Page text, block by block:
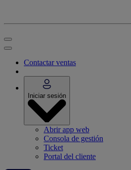
Contactar ventas
Iniciar sesión
Abrir app web
Consola de gestión
Ticket
Portal del cliente